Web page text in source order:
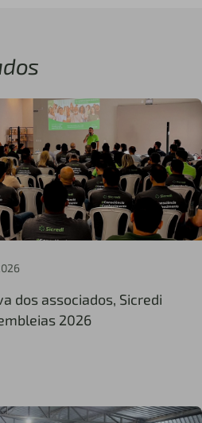
dos associados, Sicredi
2026